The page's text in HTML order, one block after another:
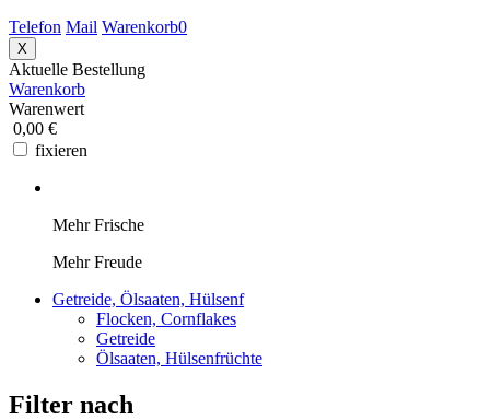
Telefon Mail Warenkorb0
X
Aktuelle Bestellung
Warenkorb
Warenwert
0,00 €
fixieren
Mehr Frische
Mehr Freude
Getreide, Ölsaaten, Hülsenf
Flocken, Cornflakes
Getreide
Ölsaaten, Hülsenfrüchte
Filter nach